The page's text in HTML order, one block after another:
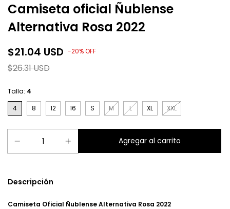
Camiseta oficial Ñublense
Alternativa Rosa 2022
$21.04 USD -20%OFF
$26.31 USD
Talla: 4
4
8 12 16 S M L XL XXL
Descripción
Camiseta Oficial Ñublense Alternativa Rosa 2022